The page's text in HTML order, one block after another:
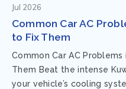
Jul 2026
Common Car AC
to Fix Them
Common Car AC
Them Beat the intense
your vehicle’s cooling